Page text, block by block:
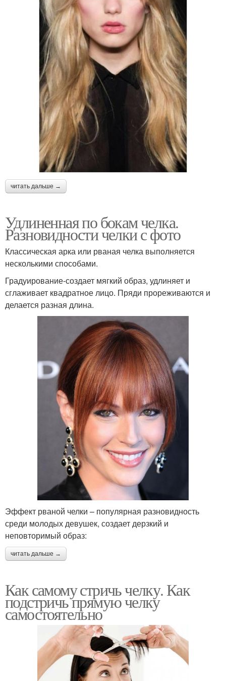
читать дальше →
Удлиненная по бокам челка.
Разновидности челки с фото
Классическая арка или рваная челка выполняется
несколькими способами.
Градуирование-создает мягкий образ, удлиняет и
сглаживает квадратное лицо. Пряди прореживаются и
делается разная длина.
Эффект рваной челки – популярная разновидность
среди молодых девушек, создает дерзкий и
неповторимый образ:
читать дальше →
Как самому стричь челку. Как
подстричь прямую челку
самостоятельно